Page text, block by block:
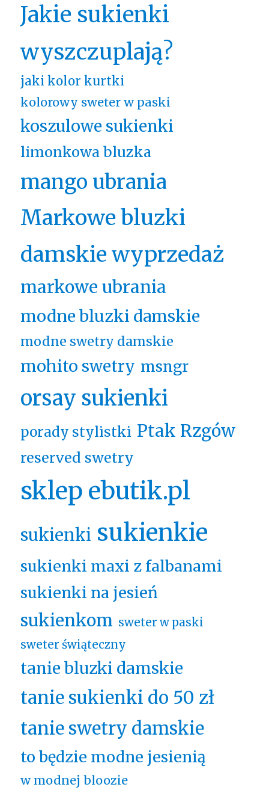
Jakie sukienki
wyszczuplają?
jaki kolor kurtki
kolorowy sweter w paski
koszulowe sukienki
limonkowa bluzka
mango ubrania
Markowe bluzki
damskie wyprzedaż
markowe ubrania
modne bluzki damskie
modne swetry damskie
mohito swetry msngr
orsay sukienki
porady stylistki Ptak Rzgów
reserved swetry
sklep ebutik.pl
sukienki sukienkie
sukienki maxi z falbanami
sukienki na jesień
sukienkom sweter w paski
sweter świąteczny
tanie bluzki damskie
tanie sukienki do 50 zł
tanie swetry damskie
to będzie modne jesienią
w modnej bloozie